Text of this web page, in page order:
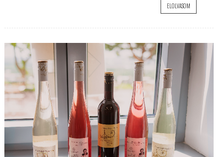
ELOLVASOM